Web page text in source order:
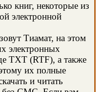
книг, некоторые из
электронной
Тиамат, на этом
электронных
TXT (RTF), а также
их полные
и читать